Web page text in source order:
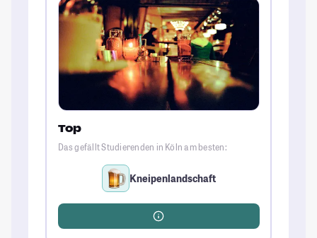
Top
Das gefällt Studierenden in Köln am besten:
Kneipenlandschaft